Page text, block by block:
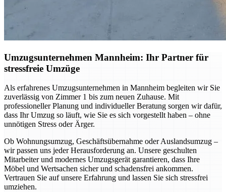
Umzugsunternehmen Mannheim: Ihr Partner für
stressfreie Umzüge
Als erfahrenes Umzugsunternehmen in Mannheim begleiten wir Sie
zuverlässig von Zimmer 1 bis zum neuen Zuhause. Mit
professioneller Planung und individueller Beratung sorgen wir dafür,
dass Ihr Umzug so läuft, wie Sie es sich vorgestellt haben – ohne
unnötigen Stress oder Ärger.
Ob Wohnungsumzug, Geschäftsübernahme oder Auslandsumzug –
wir passen uns jeder Herausforderung an. Unsere geschulten
Mitarbeiter und modernes Umzugsgerät garantieren, dass Ihre
Möbel und Wertsachen sicher und schadensfrei ankommen.
Vertrauen Sie auf unsere Erfahrung und lassen Sie sich stressfrei
umziehen.